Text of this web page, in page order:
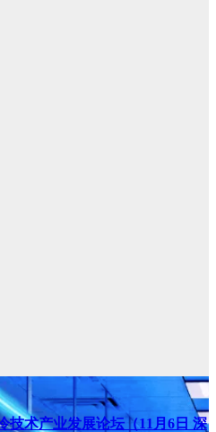
技术产业发展论坛（11月6日 深